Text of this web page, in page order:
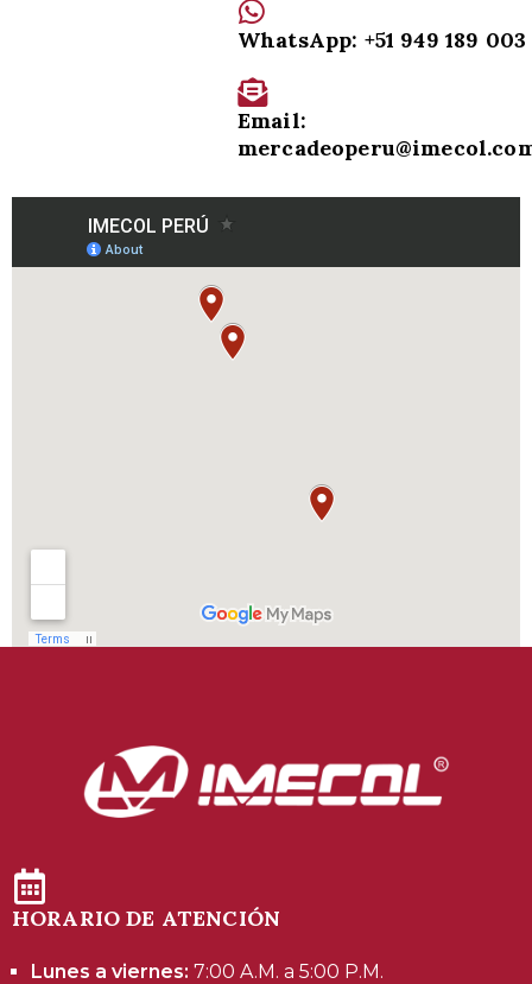
WhatsApp: +51 949 189 003
Email:
HORARIO DE ATENCIÓN
Lunes a viernes: 7:00 A.M. a 5:00 P.M.